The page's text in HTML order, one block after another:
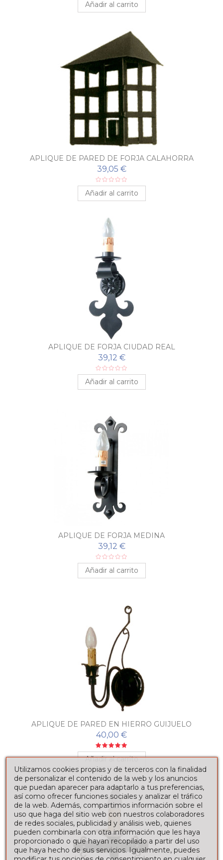
Añadir al carrito
APLIQUE DE PARED DE FORJA CALAHORRA
39,05 €
Añadir al carrito
APLIQUE DE FORJA CIUDAD REAL
39,12 €
Añadir al carrito
APLIQUE DE FORJA MEDINA
39,12 €
Añadir al carrito
APLIQUE DE PARED EN HIERRO GUIJUELO
40,00 €
Añadir al carrito
Utilizamos cookies propias y de terceros con la finalidad
de personalizar el contenido de la web y los anuncios
que puedan aparecer para adaptarlo a tus preferencias,
así como ofrecer funciones sociales y analizar el tráfico
de la web. Además, compartimos información sobre el
uso que haga del sitio web con nuestros colaboradores
de redes sociales, publicidad y análisis web, quienes
pueden combinarla con otra información que les haya
proporcionado o que hayan recopilado a partir del uso
que haya hecho de sus servicios. Igualmente, puedes